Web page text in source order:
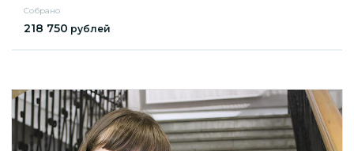
Собрано
218 750 рублей